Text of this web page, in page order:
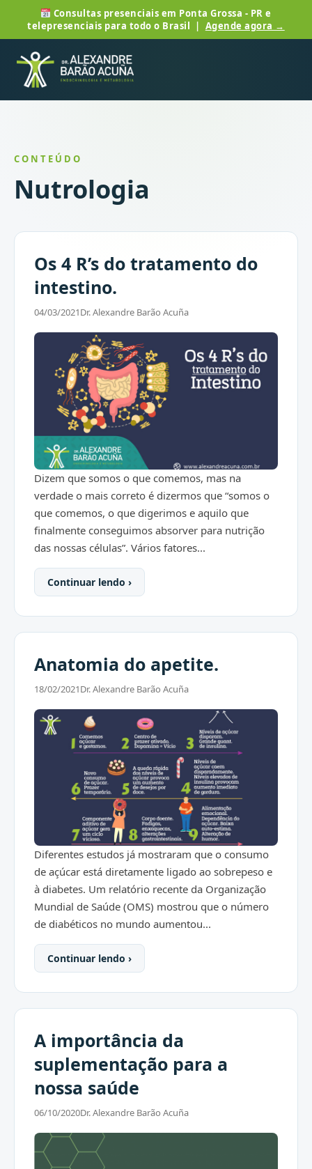
Consultas presenciais em Ponta Grossa - PR e
telepresenciais para todo o Brasil | Agende agora →
CONTEÚDO
Nutrologia
Os 4 R’s do tratamento do
intestino.
04/03/2021Dr. Alexandre Barão Acuña
Dizem que somos o que comemos, mas na
verdade o mais correto é dizermos que “somos o
que comemos, o que digerimos e aquilo que
finalmente conseguimos absorver para nutrição
das nossas células”. Vários fatores...
Continuar lendo ›
Anatomia do apetite.
18/02/2021Dr. Alexandre Barão Acuña
Diferentes estudos já mostraram que o consumo
de açúcar está diretamente ligado ao sobrepeso e
à diabetes. Um relatório recente da Organização
Mundial de Saúde (OMS) mostrou que o número
de diabéticos no mundo aumentou...
Continuar lendo ›
A importância da
suplementação para a
nossa saúde
06/10/2020Dr. Alexandre Barão Acuña